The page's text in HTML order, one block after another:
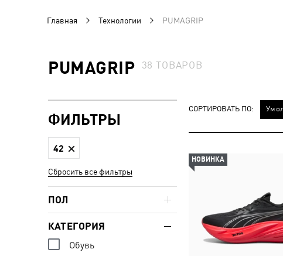
Главная Технологии PUMAGRIP
PUMAGRIP 38ТОВАРОВ
СОРТИРОВАТЬ ПО:
НОВИНКА
ФИЛЬТРЫ
42
Сбросить все фильтры
ПОЛ
КАТЕГОРИЯ
Обувь